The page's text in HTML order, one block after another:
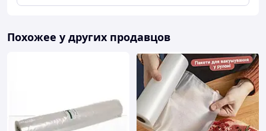
Похожее у других продавцов